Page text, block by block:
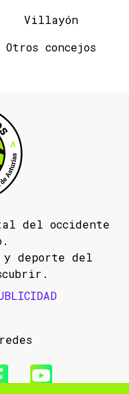
Villayón
Otros concejos
del occidente
deporte del